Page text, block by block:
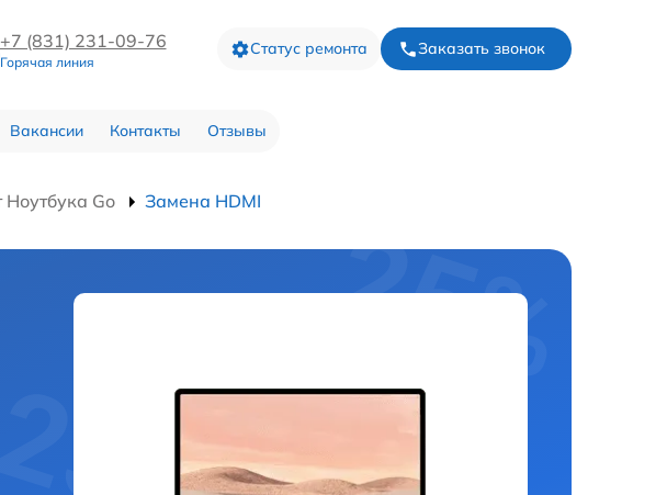
+7 (831) 231-09-76
Горячая линия
Статус ремонта Заказать звонок
Вакансии Контакты Отзывы
Ноутбука Go Замена HDMI